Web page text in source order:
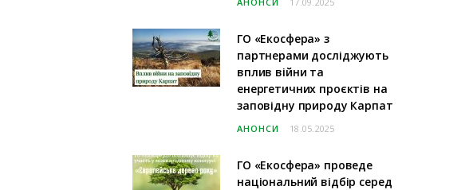
ГО «Екосфера» з
партнерами досліджують
вплив війни та
енергетичних проєктів на
заповідну природу Карпат
АНОНСИ 18.05.2025
ГО «Екосфера» проведе
національний відбір серед